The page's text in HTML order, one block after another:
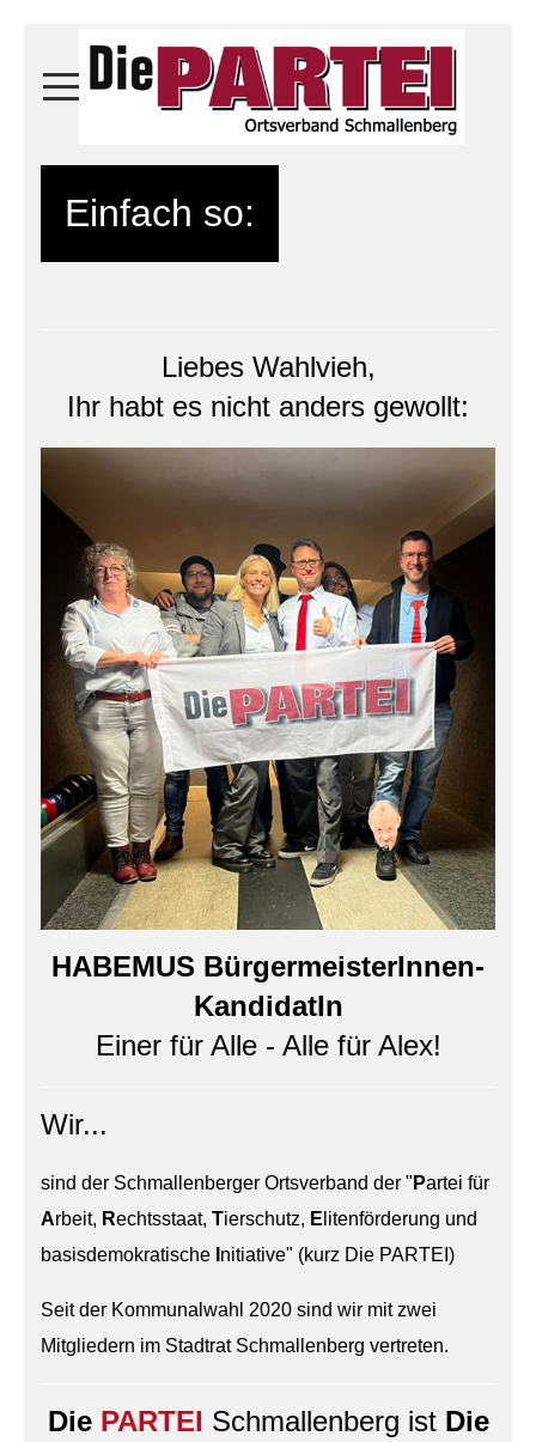
Einfach so:
Liebes Wahlvieh,
Ihr habt es nicht anders gewollt:
HABEMUS BürgermeisterInnen-
KandidatIn
Einer für Alle - Alle für Alex!
Wir...
sind der Schmallenberger Ortsverband der " Partei für
Arbeit, Rechtsstaat, Tierschutz, E litenförderung und
basisdemokratische nitiative" (kurz Die PARTEI)
Seit der Kommunalwahl 2020 sind wir mit zwei
Mitgliedern im Stadtrat Schmallenberg vertreten.
Die PARTEI Schmallenberg ist Die